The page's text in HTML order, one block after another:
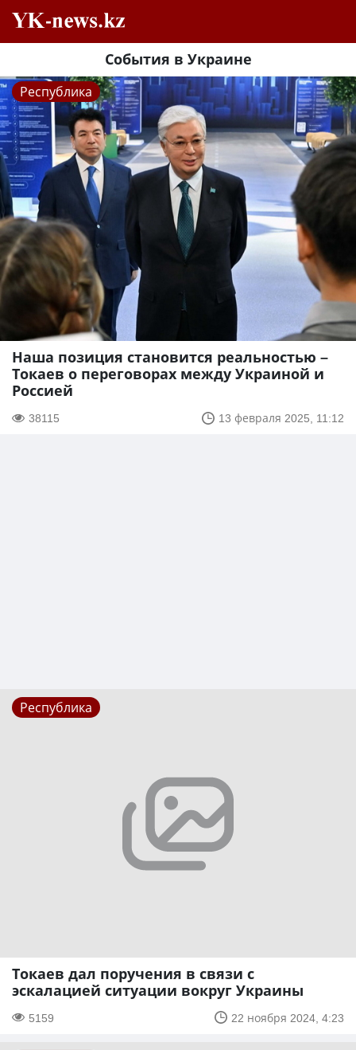
События в Украине
Республика
Наша позиция становится реальностью –
Токаев о переговорах между Украиной и
Россией
38115 13 февраля 2025, 11:12
Республика
Токаев дал поручения в связи с
эскалацией ситуации вокруг Украины
5159 22 ноября 2024, 4:23